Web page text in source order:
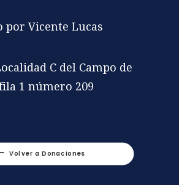
por Vicente Lucas
C del Campo de
1 número 209
Volver a Donaciones